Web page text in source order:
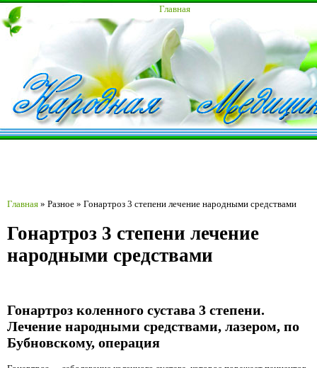
Главная
Главная » Разное » Гонартроз 3 степени лечение народными средствами
Гонартроз 3 степени лечение
народными средствами
Гонартроз коленного сустава 3 степени.
Лечение народными средствами, лазером, по
Бубновскому, операция